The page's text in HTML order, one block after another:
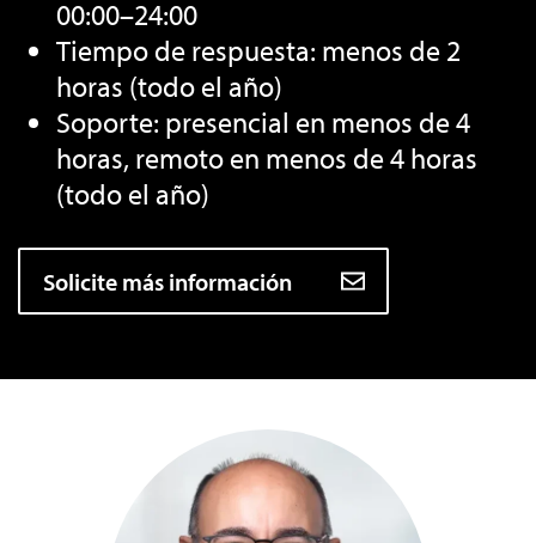
00:00–24:00
Tiempo de respuesta: menos de 2
horas (todo el año)
Soporte: presencial en menos de 4
horas, remoto en menos de 4 horas
(todo el año)
Solicite más información